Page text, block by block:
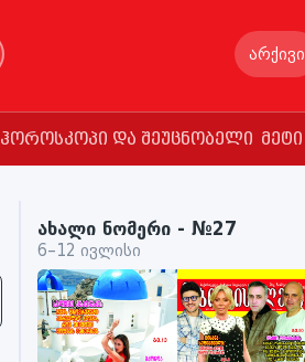
არქივი
ჰოროსკოპი და შეუცნობელი მეტი
ახალი ნომერი - №27
6–12 ივლისი